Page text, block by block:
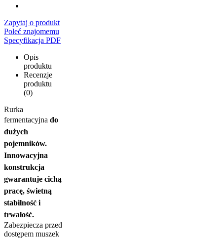
Zapytaj o produkt
Poleć znajomemu
Specyfikacja PDF
Opis
produktu
Recenzje
produktu
(0)
Rurka
fermentacyjna do
dużych
pojemników.
Innowacyjna
konstrukcja
gwarantuje cichą
pracę, świetną
stabilność i
trwałość.
Zabezpiecza przed
dostępem muszek